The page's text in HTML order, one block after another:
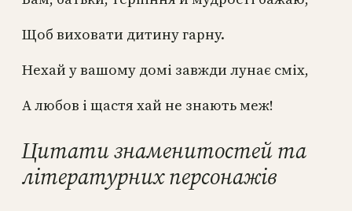
Щоб виховати дитину гарну.
Нехай у вашому домі завжди лунає сміх,
А любов і щастя хай не знають меж!
Цитати знаменитостей та
літературних персонажів